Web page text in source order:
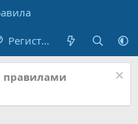
Регистрация
правилами